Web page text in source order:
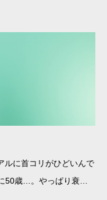
ルに首コリがひどいんで
50歳…。やっぱり衰え